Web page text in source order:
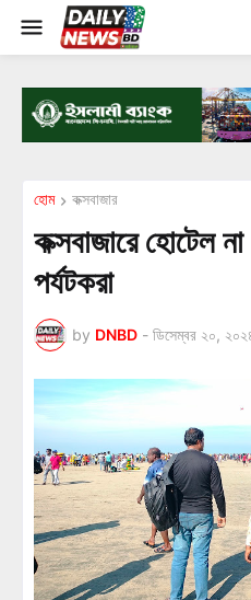
হোম কক্সবাজার
কক্সবাজারে হোটেল
পর্যটকরা
by DNBD - ডিসেম্বর ২০,